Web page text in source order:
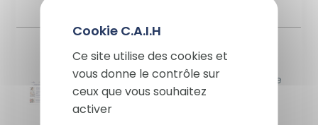
Ce site utilise des cookies et
vous donne le contrôle sur
ceux que vous souhaitez
activer
Image
Devenez titulaire d'un
marché CAIH
Je suis une entreprise et je
souhaite rejoindre CAIH !
française